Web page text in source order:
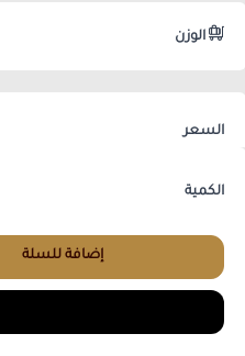
الوزن
السعر
الكمية
إضافة للسلة